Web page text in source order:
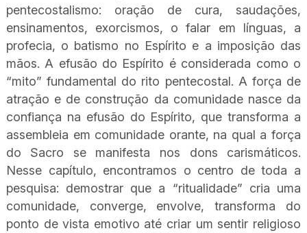
pentecostalismo: oração de cura, saudações,
ensinamentos, exorcismos, o falar em línguas, a
profecia, o batismo no Espírito e a imposição das
mãos. A efusão do Espírito é considerada como o
“mito” fundamental do rito pentecostal. A força de
atração e de construção da comunidade nasce da
confiança na efusão do Espírito, que transforma a
assembleia em comunidade orante, na qual a força
do Sacro se manifesta nos dons carismáticos.
Nesse capítulo, encontramos o centro de toda a
pesquisa: demostrar que a “ritualidade” cria uma
comunidade, converge, envolve, transforma do
ponto de vista emotivo até criar um sentir religioso